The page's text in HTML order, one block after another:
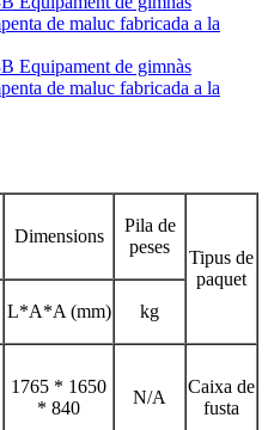
Dimensions
Pila de
peses
Tipus de
paquet
L*A*A (mm) kg
1765 * 1650
* 840
N/A
Caixa de
fusta